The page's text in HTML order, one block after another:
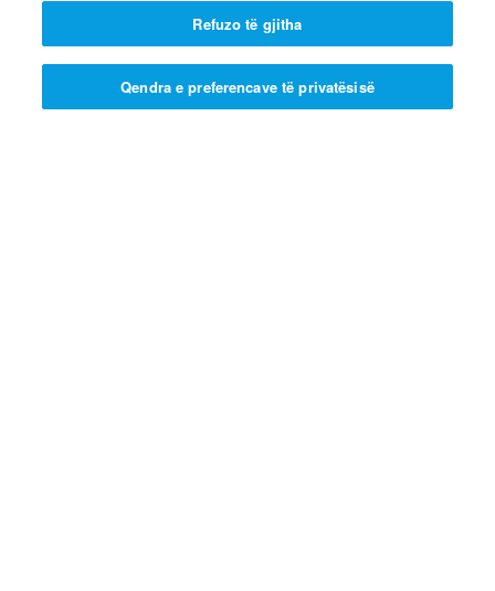
KLIKO KËTU PËR TË ZBULUAR
Refuzo të gjitha
Qendra e preferencave të privatësisë